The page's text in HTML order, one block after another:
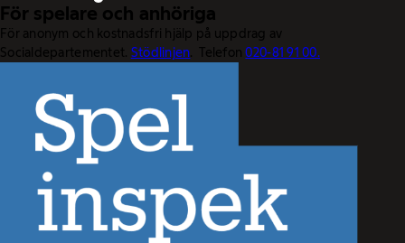
För spelare och anhöriga
För anonym och kostnadsfri hjälp på uppdrag av
Socialdepartementet. Stödlinjen. Telefon020-81 91 00.